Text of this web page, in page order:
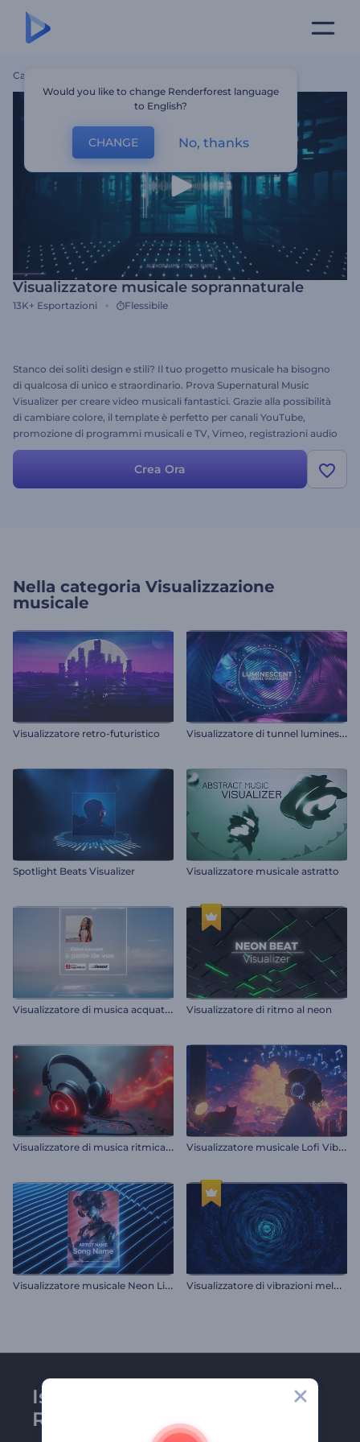
Casa
Visualizzatore musicale soprannaturale
13K+ Esportazioni Flessibile
Stanco dei soliti design e stili? Il tuo progetto musicale ha bisogno
di qualcosa di unico e straordinario. Prova Supernatural Music
Visualizer per creare video musicali fantastici. Grazie alla possibilità
di cambiare colore, il template è perfetto per canali YouTube,
promozione di programmi musicali e TV, Vimeo, registrazioni audio
e molti altri progetti. Carica il tuo file musicale o scegline uno dalla
nostra vasta selezione, personalizza il testo e lascia che il tuo
progetto musicale risplenda in pochi minuti. Provalo subito! È
Crea Ora
Nella categoria Visualizzazione
musicale
Visualizzatore retro-futuristico V
isualizzatore di tunnel luminescenti
Spotlight Beats Visualizer Visualizzatore musicale astratto
V
isualizzatore di musica acquatica Visualizzatore di ritmo al neon
V
isualizzatore di musica ritmica per cuffie V
isualizzatore musicale Lofi Vibes
V
isualizzatore musicale Neon Lines V
isualizzatore di vibrazioni melodiche
Iscriviti alla newsletter di
Renderforest
Would you like to change Renderforest language
to English?
CHANGE No, thanks